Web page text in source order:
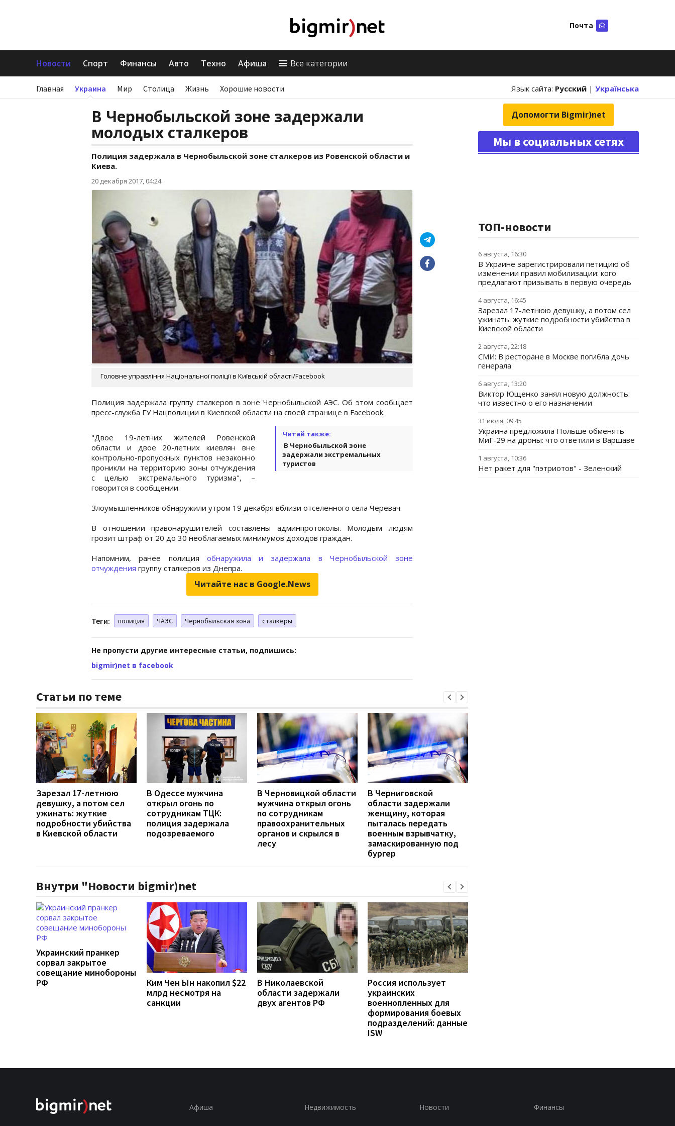
Почта
Новости Спорт Финансы Авто Техно Афиша Все категории
Главная Украина Мир Столица Жизнь Хорошие новости Язык сайта: Русский | Українська
В Чернобыльской зоне задержали
молодых сталкеров
Полиция задержала в Чернобыльской зоне сталкеров из Ровенской области и
Киева.
20 декабря 2017, 04:24
Головне управління Національної поліції в Київській області/Facebook
Полиция задержала группу сталкеров в зоне Чернобыльской АЭС. Об этом сообщает
пресс-служба ГУ Нацполиции в Киевской области на своей странице в Facebook.
Читай также:
В Чернобыльской зоне
задержали экстремальных
туристов
"Двое 19-летних жителей Ровенской
области и двое 20-летних киевлян вне
контрольно-пропускных пунктов незаконно
проникли на территорию зоны отчуждения
с целью экстремального туризма", –
говорится в сообщении.
Злоумышленников обнаружили утром 19 декабря вблизи отселенного села Черевач.
В отношении правонарушителей составлены админпротоколы. Молодым людям
грозит штраф от 20 до 30 необлагаемых минимумов доходов граждан.
Напомним, ранее полиция обнаружила и задержала в Чернобыльской зоне
отчуждения группу сталкеров из Днепра.
Читайте нас в Google.News
Теги: полиция ЧАЭС Чернобыльская зона сталкеры
Не пропусти другие интересные статьи, подпишись:
bigmir)net в facebook
Статьи по теме
Зарезал 17-летнюю
девушку, а потом сел
ужинать: жуткие
подробности убийства
в Киевской области
В Одессе мужчина
открыл огонь по
сотрудникам ТЦК:
полиция задержала
подозреваемого
В Черновицкой области
мужчина открыл огонь
по сотрудникам
правоохранительных
органов и скрылся в
лесу
В Черниговской
области задержали
женщину, которая
пыталась передать
военным взрывчатку,
замаскированную под
бургер
Внутри "Новости bigmir)net
Украинский пранкер
сорвал закрытое
совещание минобороны
РФ
Ким Чен Ын накопил $22
млрд несмотря на
санкции
В Николаевской
области задержали
двух агентов РФ
Россия использует
украинских
военнопленных для
формирования боевых
подразделений: данные
ISW
Допомогти Bigmir)net
Мы в социальных сетях
ТОП-новости
6 августа, 16:30
В Украине зарегистрировали петицию об
изменении правил мобилизации: кого
предлагают призывать в первую очередь
4 августа, 16:45
Зарезал 17-летнюю девушку, а потом сел
ужинать: жуткие подробности убийства в
Киевской области
2 августа, 22:18
СМИ: В ресторане в Москве погибла дочь
генерала
6 августа, 13:20
Виктор Ющенко занял новую должность:
что известно о его назначении
31 июля, 09:45
Украина предложила Польше обменять
МиГ-29 на дроны: что ответили в Варшаве
1 августа, 10:36
Нет ракет для "пэтриотов" - Зеленский
Афиша Недвижимость Новости Финансы